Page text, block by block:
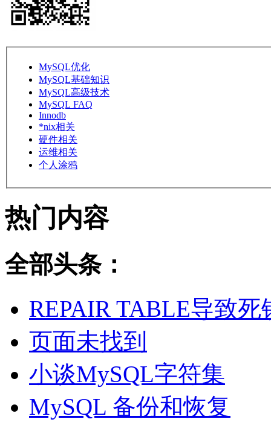
MySQL优化
MySQL基础知识
MySQL高级技术
MySQL FAQ
Innodb
*nix相关
硬件相关
运维相关
个人涂鸦
热门内容
全部头条：
REPAIR TABLE导致死
页面未找到
小谈MySQL字符集
MySQL 备份和恢复